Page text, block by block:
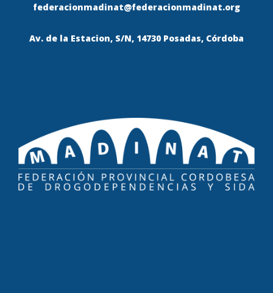
federacionmadinat@federacionmadinat.org
Av. de la Estacion, S/N, 14730 Posadas, Córdoba